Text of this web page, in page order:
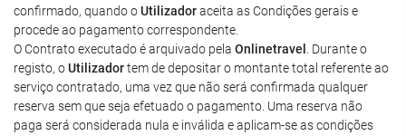
confirmado, quando oUtilizadoraceita as Condições gerais e
procede ao pagamento correspondente.
O Contrato executado é arquivado pela Onlinetravel
. Durante o
registo, oUtilizadortem de depositar o montante total referente ao
serviço contratado, uma vez que não será confirmada qualquer
reserva sem que seja efetuado o pagamento. Uma reserva não
paga será considerada nula e inválida e aplicam-se as condições